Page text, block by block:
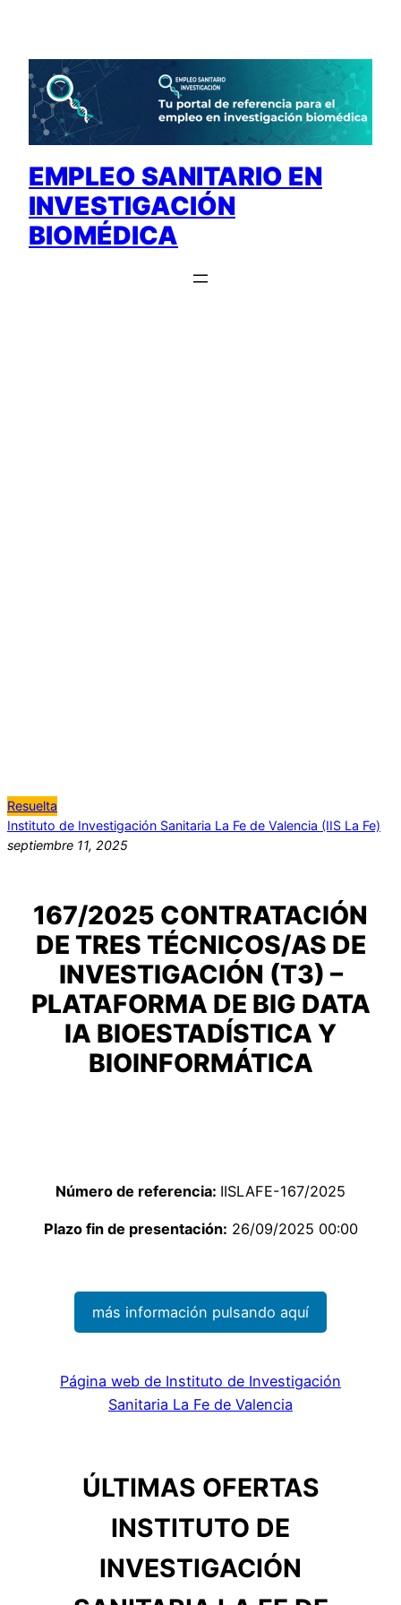
contenido
EMPLEO SANITARIO EN
INVESTIGACIÓN
BIOMÉDICA
Resuelta
Instituto de Investigación Sanitaria La Fe de Valencia (IIS La Fe)
septiembre 11, 2025
167/2025 CONTRATACIÓN
DE TRES TÉCNICOS/AS DE
INVESTIGACIÓN (T3) –
PLATAFORMA DE BIG DATA
IA BIOESTADÍSTICA Y
BIOINFORMÁTICA
Número de referencia: IISLAFE-167/2025
Plazo fin de presentación: 26/09/2025 00:00
más información pulsando aquí
Página web de Instituto de Investigación
Sanitaria La Fe de Valencia
ÚLTIMAS OFERTAS
INSTITUTO DE
INVESTIGACIÓN